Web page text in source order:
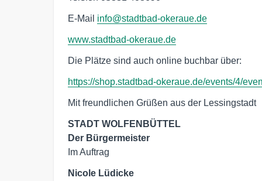
E-Mail info@stadtbad-okeraue.de
www.stadtbad-okeraue.de
Die Plätze sind auch online buchbar über:
https://shop.stadtbad-okeraue.de/events/4/
Mit freundlichen Grüßen aus der Lessingstadt
STADT WOLFENBÜTTEL
Der Bürgermeister
Im Auftrag
Nicole Lüdicke